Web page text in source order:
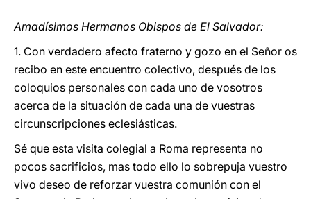
Amadísimos Hermanos Obispos de El Salvador:
1. Con verdadero afecto fraterno y gozo en el Señor os
recibo en este encuentro colectivo, después de los
coloquios personales con cada uno de vosotros
acerca de la situación de cada una de vuestras
circunscripciones eclesiásticas.
Sé que esta visita colegial a Roma representa no
pocos sacrificios, mas todo ello lo sobrepuja vuestro
vivo deseo de reforzar vuestra comunión con el